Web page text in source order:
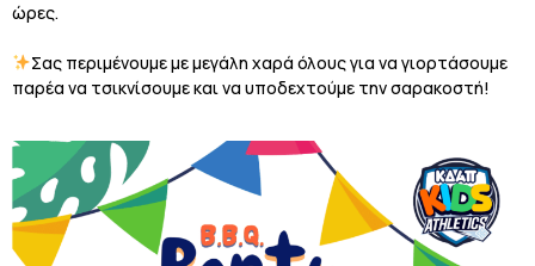
ώρες.
Σας περιμένουμε με μεγάλη χαρά όλους για να γιορτάσουμε
παρέα να τσικνίσουμε και να υποδεχτούμε την σαρακοστή!